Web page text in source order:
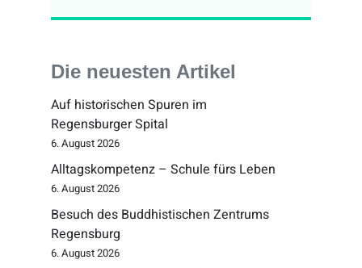
Die neuesten Artikel
Auf historischen Spuren im
Regensburger Spital
6. August 2026
Alltagskompetenz – Schule fürs Leben
6. August 2026
Besuch des Buddhistischen Zentrums
Regensburg
6. August 2026